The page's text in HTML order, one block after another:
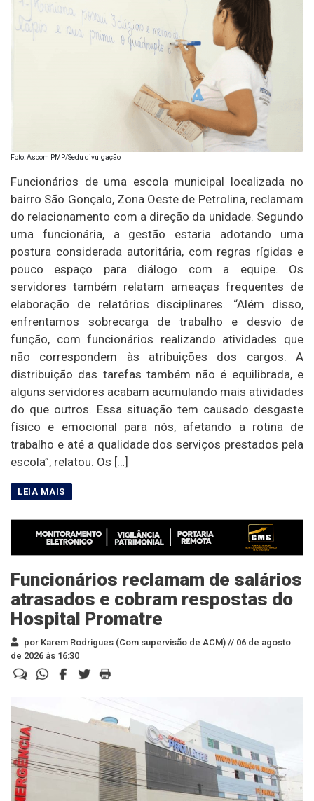
Foto: Ascom PMP/Sedu divulgação
Funcionários de uma escola municipal localizada no
bairro São Gonçalo, Zona Oeste de Petrolina, reclamam
do relacionamento com a direção da unidade. Segundo
uma funcionária, a gestão estaria adotando uma
postura considerada autoritária, com regras rígidas e
pouco espaço para diálogo com a equipe. Os
servidores também relatam ameaças frequentes de
elaboração de relatórios disciplinares. “Além disso,
enfrentamos sobrecarga de trabalho e desvio de
função, com funcionários realizando atividades que
não correspondem às atribuições dos cargos. A
distribuição das tarefas também não é equilibrada, e
alguns servidores acabam acumulando mais atividades
do que outros. Essa situação tem causado desgaste
físico e emocional para nós, afetando a rotina de
trabalho e até a qualidade dos serviços prestados pela
escola”, relatou. Os […]
Funcionários reclamam de salários
atrasados e cobram respostas do
Hospital Promatre
por Karem Rodrigues (Com supervisão de ACM) // 06 de agosto
de 2026 às 16:30